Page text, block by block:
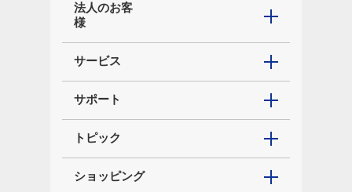
法人のお客
様
サービス
サポート
トピック
ショッピング